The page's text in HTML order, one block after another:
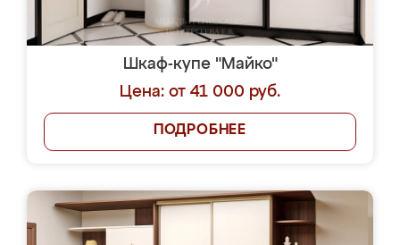
Шкаф-купе "Майко"
Цена: от 41 000 руб.
ПОДРОБНЕЕ